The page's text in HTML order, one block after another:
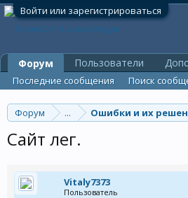
Войти или зарегистрироваться
Форум ... Ошибки и их
Сайт лег.
Vitaly7373
Пользователь
Форум
Последние сообщения Поиск
Пользователи